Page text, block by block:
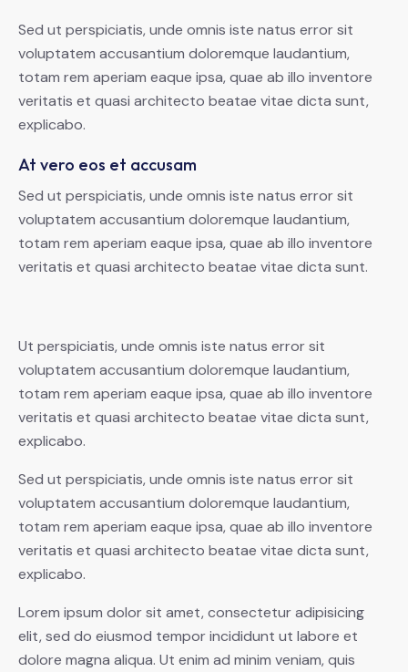
Sed ut perspiciatis, unde omnis iste natus error sit
voluptatem accusantium doloremque laudantium,
totam rem aperiam eaque ipsa, quae ab illo inventore
veritatis et quasi architecto beatae vitae dicta sunt,
explicabo.
At vero eos et accusam
Sed ut perspiciatis, unde omnis iste natus error sit
voluptatem accusantium doloremque laudantium,
totam rem aperiam eaque ipsa, quae ab illo inventore
veritatis et quasi architecto beatae vitae dicta sunt.
Ut perspiciatis, unde omnis iste natus error sit
voluptatem accusantium doloremque laudantium,
totam rem aperiam eaque ipsa, quae ab illo inventore
veritatis et quasi architecto beatae vitae dicta sunt,
explicabo.
Sed ut perspiciatis, unde omnis iste natus error sit
voluptatem accusantium doloremque laudantium,
totam rem aperiam eaque ipsa, quae ab illo inventore
veritatis et quasi architecto beatae vitae dicta sunt,
explicabo.
Lorem ipsum dolor sit amet, consectetur adipisicing
elit, sed do eiusmod tempor incididunt ut labore et
dolore magna aliqua. Ut enim ad minim veniam, quis